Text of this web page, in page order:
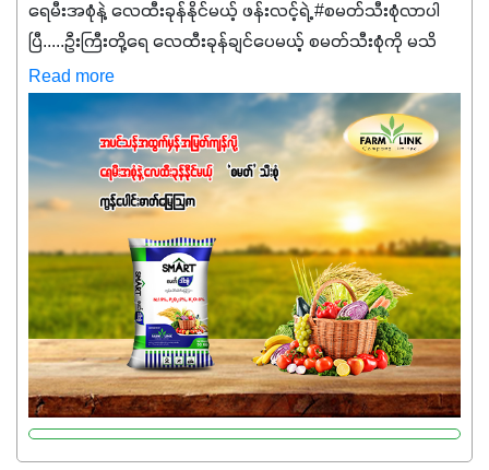
ရေမီးအစုံနဲ့ လေထီးခုန်နိုင်မယ့် ဖန်းလင့်ရဲ့ #စမတ်သီးစုံလာပါ
ပြီ.....ဦးကြီးတို့ရေ ‌လေထီးခုန်ချင်ပေမယ့် စမတ်သီးစုံကို မသိ
သေးရင်တော့ ဒီစာလေးကို ဆက်ဖတ်‌ပေးပါ #စမတ်သီးစုံဆိုတာ
အပင်တိုင်းအတွက် အဓိကအာဟာရNPK (19:7:8)နဲ့ #ဟူးမစ်
အက်စစ်တို့ အချိုးကျ ပေါင်းစပ်ထားတဲ့ ကွန်ပေါင်း
ဓာတ်မြေဩဇာဖြစ်ပါတယ်။ အဓိကအကျိုးကျေးဇူးတွေအနေနဲ့
ကတော့ နိုက်ထရိုဂျင် 19%ပါဝင်တဲ့အတွက် ကလိုရိုဖီးလ်ဖွဲ့စည်း
မှုကို အားပေးကာ သီးနှံပင်များ၏အရွက်များစိမ်းလန်းသန်စွမ်း
ပြီး အစာချက်လုပ်မှုအားကောင်းစေပါတယ်။ အပင်၏ပင်ပိုင်း
ကြီးထွားမှုကို တိုးမြင့်စေကာ အပင်သန်၍ အကြီးမြန်စေပါတယ်။
သင့်တော်တဲ့ Phosphorus 7%ပါဝင်မှုကြောင့် အပင်ရဲ့ အမြစ်
ဖွဲ့စည်းတည်ဆောက်မှုကို ပို၍သန်မာလာအောင် အားပေးပါ
တယ်။ ဒါ့အပြင် ပန်းပွင့်ခြင်း၊အသီးသီးခြင်း၊အစေ့တည်ခြင်း
လုပ်ငန်းစဉ်များကိုလည်း အားပေးပါတယ်။ လုံလောက်တဲ့
Potassium 8%က အပင်ရဲ့ ရောဂါဒဏ်၊ရာသီဥတုဒဏ်ခံနိုင်ရည်
Read more